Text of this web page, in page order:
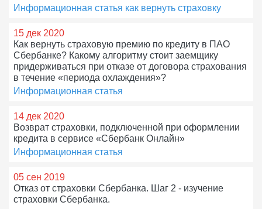
Информационная статья как вернуть страховку
15 дек 2020
Как вернуть страховую премию по кредиту в ПАО
Сбербанке? Какому алгоритму стоит заемщику
придерживаться при отказе от договора страхования
в течение «периода охлаждения»?
Информационная статья
14 дек 2020
Возврат страховки, подключенной при оформлении
кредита в сервисе «Сбербанк Онлайн»
Информационная статья
05 сен 2019
Отказ от страховки Сбербанка. Шаг 2 - изучение
страховки Сбербанка.